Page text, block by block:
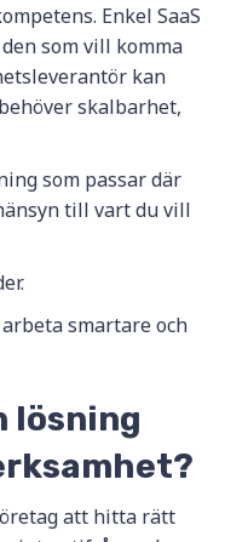
Enkel SaaS
som vill komma
kan
skalbarhet,
som passar där
till vart du vill
smartare och
lösning
att hitta rätt